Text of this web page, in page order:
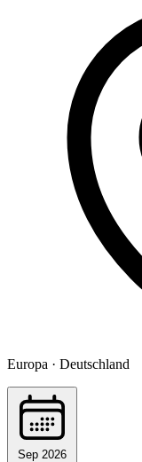
Europa · Deutschland
Sep 2026